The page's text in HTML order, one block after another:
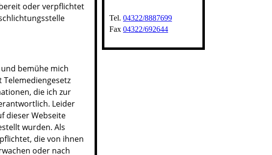
oder verpflichtet
bemühe mich
die ich zur
Leider
dieser Webseite
wurden. Als
die von ihnen
oder nach
Tel. 04322/8887699
Fax 04322/692644